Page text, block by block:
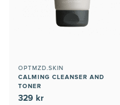
OPTMZD.SKIN
CALMING CLEANSER AND
TONER
329 kr